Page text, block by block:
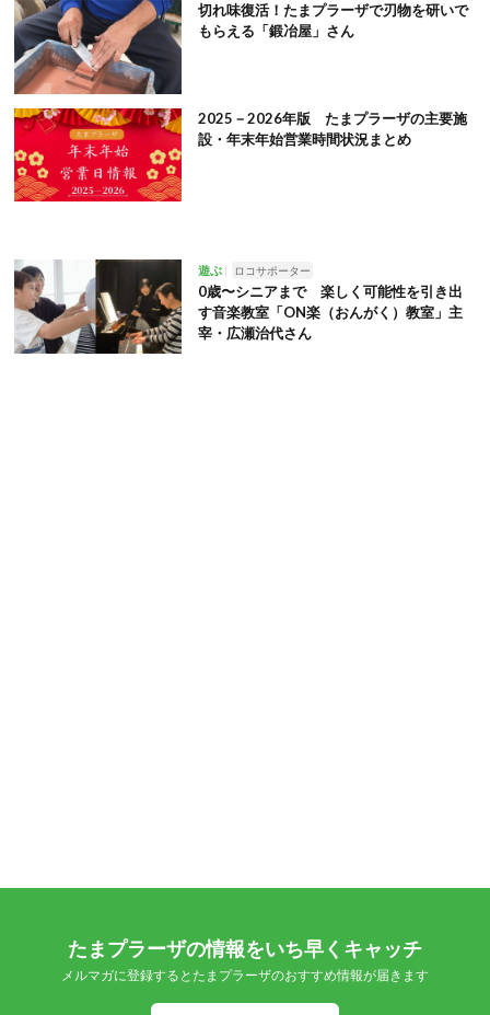
切れ味復活！たまプラーザで刃物を研いで
もらえる「鍛冶屋」さん
2025－2026年版 たまプラーザの主要施
設・年末年始営業時間状況まとめ
遊ぶ ロコサポーター
0歳〜シニアまで 楽しく可能性を引き出
す音楽教室「ON楽（おんがく）教室」主
宰・広瀬治代さん
たまプラーザの情報をいち早くキャッチ
メルマガに登録するとたまプラーザのおすすめ情報が届きます